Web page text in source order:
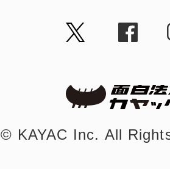
©︎ KAYAC Inc. All